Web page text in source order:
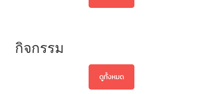
กิจกรรม
ดูทั้งหมด